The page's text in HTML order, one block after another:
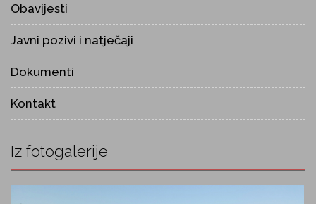
Obavijesti
Javni pozivi i natječaji
Dokumenti
Kontakt
Iz fotogalerije